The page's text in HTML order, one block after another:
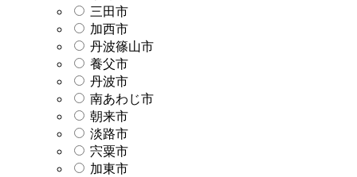
三田市
加西市
丹波篠山市
養父市
丹波市
南あわじ市
朝来市
淡路市
宍粟市
加東市